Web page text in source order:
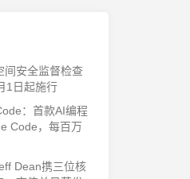
间安全监督检查
1日起施行
：首款AI编程
Code，每百万
Dean携三位核